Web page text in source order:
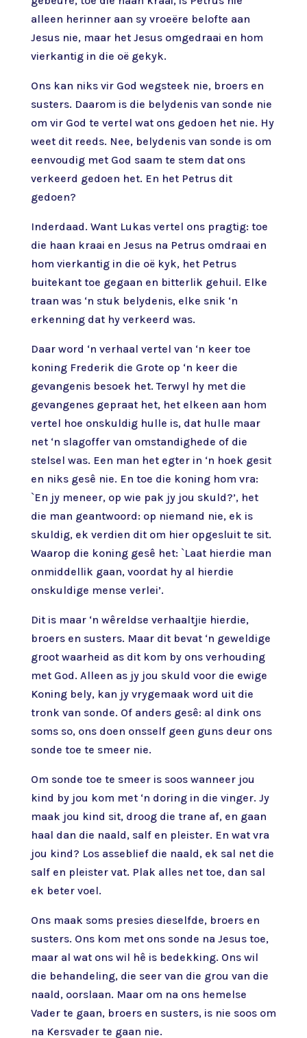
alleen herinner aan sy vroeëre belofte aan
Jesus nie, maar het Jesus omgedraai en hom
vierkantig in die oë gekyk.
Ons kan niks vir God wegsteek nie, broers en
susters. Daarom is die belydenis van sonde nie
om vir God te vertel wat ons gedoen het nie. Hy
weet dit reeds. Nee, belydenis van sonde is om
eenvoudig met God saam te stem dat ons
verkeerd gedoen het. En het Petrus dit
gedoen?
Inderdaad. Want Lukas vertel ons pragtig: toe
die haan kraai en Jesus na Petrus omdraai en
hom vierkantig in die oë kyk, het Petrus
buitekant toe gegaan en bitterlik gehuil. Elke
traan was ‘n stuk belydenis, elke snik ‘n
erkenning dat hy verkeerd was.
Daar word ‘n verhaal vertel van ‘n keer toe
koning Frederik die Grote op ‘n keer die
gevangenis besoek het. Terwyl hy met die
gevangenes gepraat het, het elkeen aan hom
vertel hoe onskuldig hulle is, dat hulle maar
net ‘n slagoffer van omstandighede of die
stelsel was. Een man het egter in ‘n hoek gesit
en niks gesê nie. En toe die koning hom vra:
`En jy meneer, op wie pak jy jou skuld?’, het
die man geantwoord: op niemand nie, ek is
skuldig, ek verdien dit om hier opgesluit te sit.
Waarop die koning gesê het: `Laat hierdie man
onmiddellik gaan, voordat hy al hierdie
onskuldige mense verlei’.
Dit is maar ‘n wêreldse verhaaltjie hierdie,
broers en susters. Maar dit bevat ‘n geweldige
groot waarheid as dit kom by ons verhouding
met God. Alleen as jy jou skuld voor die ewige
Koning bely, kan jy vrygemaak word uit die
tronk van sonde. Of anders gesê: al dink ons
soms so, ons doen onsself geen guns deur ons
sonde toe te smeer nie.
Om sonde toe te smeer is soos wanneer jou
kind by jou kom met ‘n doring in die vinger. Jy
maak jou kind sit, droog die trane af, en gaan
haal dan die naald, salf en pleister. En wat vra
jou kind? Los asseblief die naald, ek sal net die
salf en pleister vat. Plak alles net toe, dan sal
ek beter voel.
Ons maak soms presies dieselfde, broers en
susters. Ons kom met ons sonde na Jesus toe,
maar al wat ons wil hê is bedekking. Ons wil
die behandeling, die seer van die grou van die
naald, oorslaan. Maar om na ons hemelse
Vader te gaan, broers en susters, is nie soos om
na Kersvader te gaan nie.